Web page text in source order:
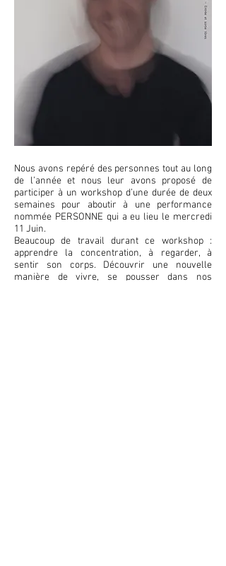
Nous avons repéré des personnes tout au long
de l’année et nous leur avons proposé de
participer à un workshop d’une durée de deux
semaines pour aboutir à une performance
nommée PERSONNE qui a eu lieu le mercredi
11 Juin.
Beaucoup de travail durant ce workshop :
apprendre la concentration, à regarder, à
sentir son corps. Découvrir une nouvelle
manière de vivre, se pousser dans nos